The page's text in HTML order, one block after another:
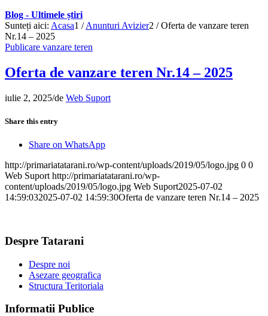
Blog - Ultimele știri
Sunteți aici: Acasa1 / Anunturi Avizier2 / Oferta de vanzare teren
Nr.14 – 2025
Publicare vanzare teren
Oferta de vanzare teren Nr.14 – 2025
iulie 2, 2025/de Web Suport
Share this entry
Share on WhatsApp
http://primariatatarani.ro/wp-content/uploads/2019/05/logo.jpg 0 0
Web Suport http://primariatatarani.ro/wp-
content/uploads/2019/05/logo.jpg Web Suport2025-07-02
14:59:032025-07-02 14:59:30Oferta de vanzare teren Nr.14 – 2025
Despre Tatarani
Despre noi
Asezare geografica
Structura Teritoriala
Informatii Publice